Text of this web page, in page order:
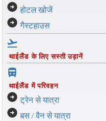
arrow_circle_right होटल खोजें
arrow_circle_right गैस्टहाउस
flight_takeoff
थाईलैंड के लिए सस्ती उड़ानें
directions_bus_filled
थाईलैंड में परिवहन
arrow_circle_right ट्रेन से यात्रा
arrow_circle_right बस / वैन से यात्रा